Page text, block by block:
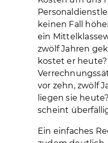
keinen Fall
ein
zwölf Jahren
kostet er
vor zehn, zwölf
liegen sie
scheint
Ein einfaches